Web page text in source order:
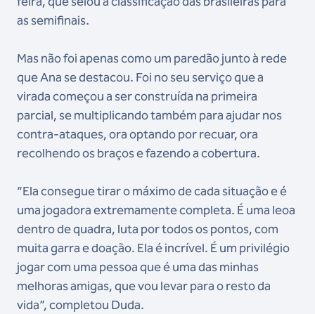
as semifinais.
Mas não foi apenas como um paredão junto à rede
que Ana se destacou. Foi no seu serviço que a
virada começou a ser construída na primeira
parcial, se multiplicando também para ajudar nos
contra-ataques, ora optando por recuar, ora
recolhendo os braços e fazendo a cobertura.
“Ela consegue tirar o máximo de cada situação e é
uma jogadora extremamente completa. É uma leoa
dentro de quadra, luta por todos os pontos, com
muita garra e doação. Ela é incrível. É um privilégio
jogar com uma pessoa que é uma das minhas
melhoras amigas, que vou levar para o resto da
vida”, completou Duda.